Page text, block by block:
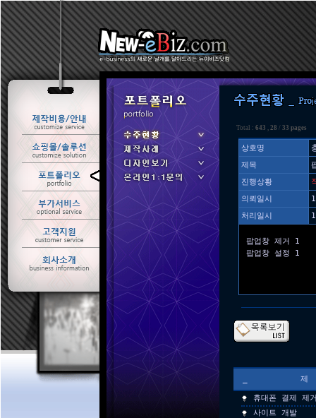
Total : 643 , 28 / 33 pages
상호명
제목
진행상황
의뢰일시
처리일시
팝업창 제거 1
팝업창 설정 1
휴대폰 결제 제
사이트 개발
ㆍ 수주현황
ㆍ 제작사례